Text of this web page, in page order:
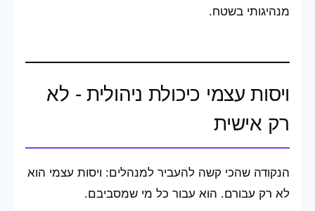
מנהיגותי בשטח.
ויסות עצמי כיכולת ניהולית - לא
רק אישית
הנקודה שהכי קשה להעביר למנהלים: ויסות עצמי הוא
לא רק עבורם. הוא עבור כל מי שמסביבם.